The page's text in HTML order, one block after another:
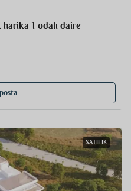
1 odalı daire
SATILIK